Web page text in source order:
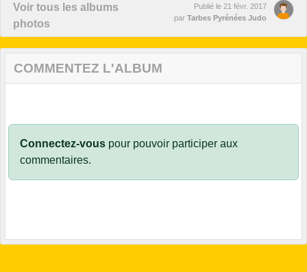
Voir tous les albums
photos
Publié le 21 févr. 2017
par Tarbes Pyrénées Judo
COMMENTEZ L'ALBUM
Connectez-vous pour pouvoir participer aux
commentaires.